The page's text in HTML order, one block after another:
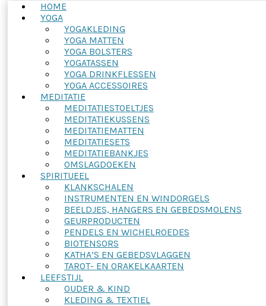
HOME
YOGA
YOGAKLEDING
YOGA MATTEN
YOGA BOLSTERS
YOGATASSEN
YOGA DRINKFLESSEN
YOGA ACCESSOIRES
MEDITATIE
MEDITATIESTOELTJES
MEDITATIEKUSSENS
MEDITATIEMATTEN
MEDITATIESETS
MEDITATIEBANKJES
OMSLAGDOEKEN
SPIRITUEEL
KLANKSCHALEN
INSTRUMENTEN EN WINDORGELS
BEELDJES, HANGERS EN GEBEDSMOLENS
GEURPRODUCTEN
PENDELS EN WICHELROEDES
BIOTENSORS
KATHA’S EN GEBEDSVLAGGEN
TAROT- EN ORAKELKAARTEN
LEEFSTIJL
OUDER & KIND
KLEDING & TEXTIEL